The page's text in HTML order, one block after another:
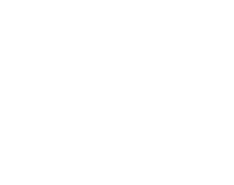
können Gebäude effizient gekühlt werden?